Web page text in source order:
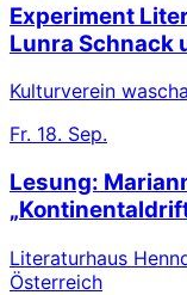
Experiment
Lunra Schnack
Kulturverein
Fr. 18. Sep.
Lesung:
Literaturhaus
Österreich